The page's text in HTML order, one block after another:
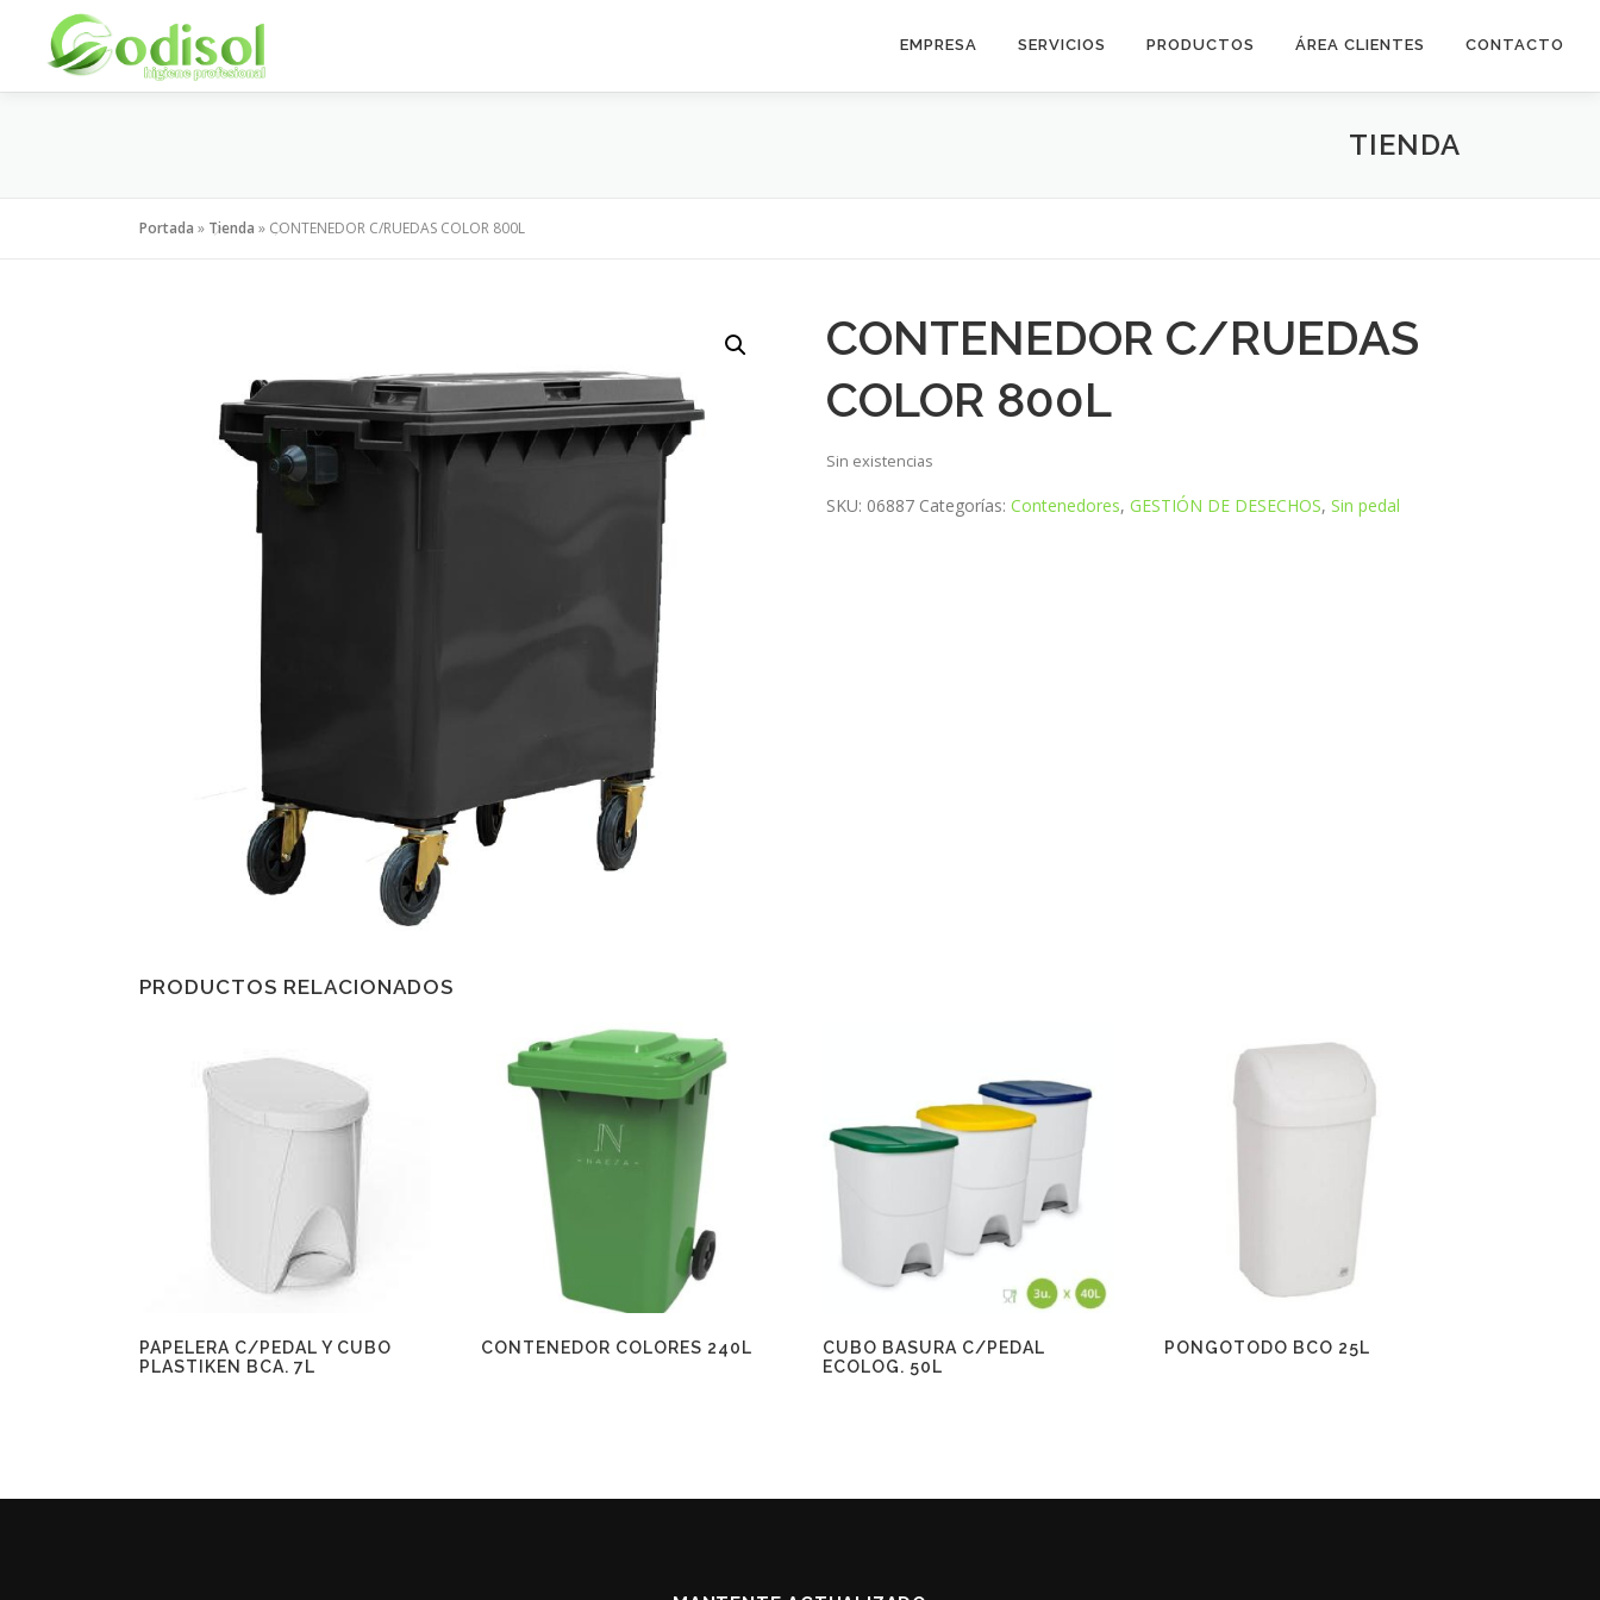
contenido
EMPRESA SERVICIOS PRODUCTOS ÁREA CLIENTES CONTACTO
TIENDA
Portada » Tienda » CONTENEDOR C/RUEDAS COLOR 800L
CONTENEDOR C/RUEDAS
COLOR 800L
Sin existencias
SKU: 06887 Categorías:Contenedores,GESTIÓN DE DESECHOS,Sin pedal
PRODUCTOS RELACIONADOS
PAPELERA C/PEDAL Y CUBO
PLASTIKEN BCA. 7L
CONTENEDOR COLORES 240L
CUBO BASURA C/PEDAL
ECOLOG. 50L
PONGOTODO BCO 25L